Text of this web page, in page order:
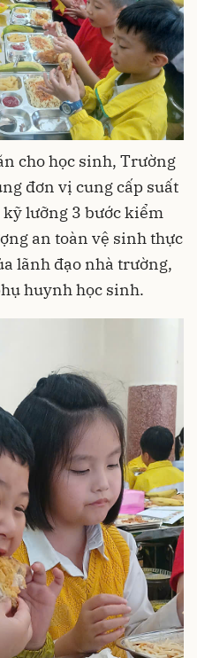
cho học sinh, Trường
đơn vị cung cấp suất
lưỡng 3 bước kiểm
an toàn vệ sinh thực
lãnh đạo nhà trường,
huynh học sinh.